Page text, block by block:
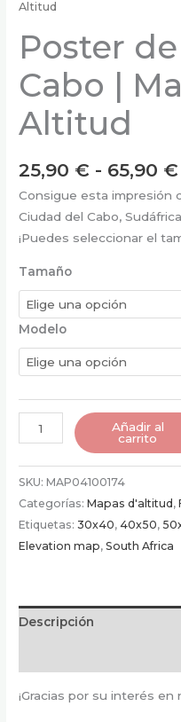
Altitud
Poster
Cabo |
Altitud
25,90 € - 65,90 €
Consigue esta impresión
Ciudad del Cabo,
¡Puedes seleccionar el
Tamaño
Modelo
Poster
de
Ciudad
del
Cabo
|
Mapa
cantidad
Añadir al
carrito
SKU:MAP04100174
Categorías:Mapas d'altitud ,
Etiquetas:30x40,40x50,
Elevation map,South Africa
Descripción
¡Gracias por su interés